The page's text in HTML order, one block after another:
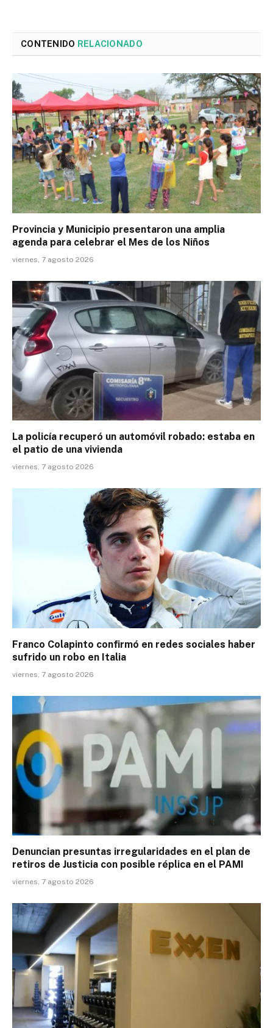
CONTENIDO RELACIONADO
Provincia y Municipio presentaron una amplia
agenda para celebrar el Mes de los Niños
viernes, 7 agosto 2026
La policía recuperó un automóvil robado: estaba en
el patio de una vivienda
viernes, 7 agosto 2026
Franco Colapinto confirmó en redes sociales haber
sufrido un robo en Italia
viernes, 7 agosto 2026
Denuncian presuntas irregularidades en el plan de
retiros de Justicia con posible réplica en el PAMI
viernes, 7 agosto 2026